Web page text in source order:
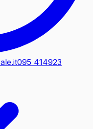
095 414923